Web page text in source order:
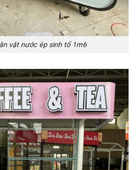
vặt nước ép sinh tố 1m6